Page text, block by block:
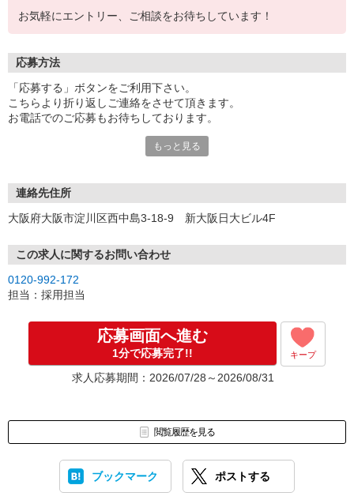
お気軽にエントリー、ご相談をお待ちしています！
応募方法
「応募する」ボタンをご利用下さい。
こちらより折り返しご連絡をさせて頂きます。
お電話でのご応募もお待ちしております。
※現地での面談対応も可能です。もっと見る
連絡先住所
大阪府大阪市淀川区西中島3-18-9 新大阪日大ビル4F
この求人に関するお問い合わせ
0120-992-172
担当：採用担当
応募画面へ進む
1分で応募完了!! キープ
求人応募期間：2026/07/28～2026/08/31
閲覧履歴を見る
ブックマーク ポストする